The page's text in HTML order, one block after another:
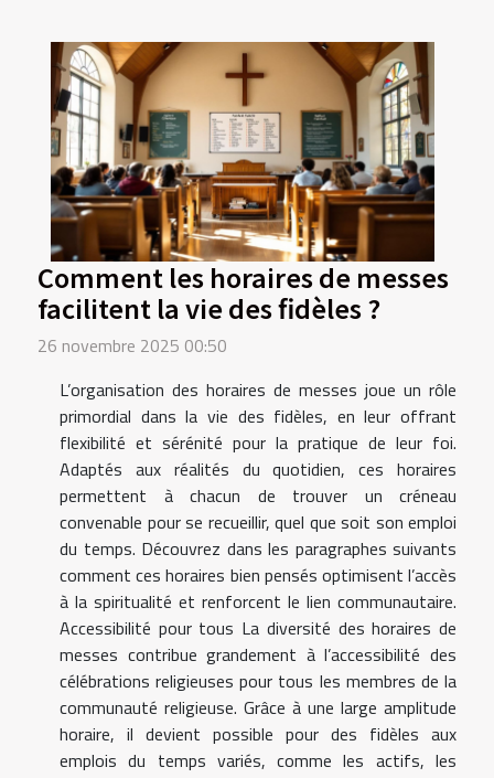
Comment les horaires de messes
facilitent la vie des fidèles ?
26 novembre 2025 00:50
L’organisation des horaires de messes joue un rôle
primordial dans la vie des fidèles, en leur offrant
flexibilité et sérénité pour la pratique de leur foi.
Adaptés aux réalités du quotidien, ces horaires
permettent à chacun de trouver un créneau
convenable pour se recueillir, quel que soit son emploi
du temps. Découvrez dans les paragraphes suivants
comment ces horaires bien pensés optimisent l’accès
à la spiritualité et renforcent le lien communautaire.
Accessibilité pour tous La diversité des horaires de
messes contribue grandement à l’accessibilité des
célébrations religieuses pour tous les membres de la
communauté religieuse. Grâce à une large amplitude
horaire, il devient possible pour des fidèles aux
emplois du temps variés, comme les actifs, les